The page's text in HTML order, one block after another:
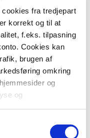
fra tredjepart
korrekt og til at
f.eks. tilpasning
Cookies kan
brugen af
omkring
og
og
cookies under